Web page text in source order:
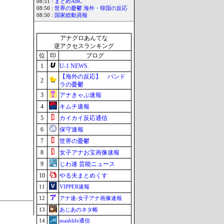
08:51 : まとめABC
08:50 : 世界の憂鬱 海外・韓国の反応
08:50 : 国家総動員報
アナグロあんてな
逆アクセスランキング
位
印
ブログ
1
U-1 NEWS.
2
【海外の反応】 パンド
ラの憂鬱
3
アナきゃぷ速報
4
キムチ速報
5
カイカイ反応通信
6
保守速報
7
世界の憂鬱
8
女子アナお宝画像速報
9
じわ速 芸能ニュース
10
やる夫まとめくす
11
VIPPER速報
12
アナ速‐女子アナ画像速報
13
あじあのネタ帳
14
mashlife通信